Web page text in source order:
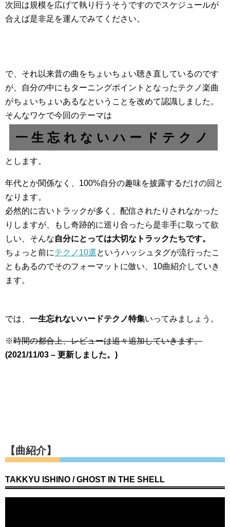
次回は規模を広げて執り行うそうですのでスケジュールが
合えば是非足を運んでみてください。
で、それ以来昔の曲をちょいちょい聴き直しているのです
が、自分の中にもターニングポイントとなったテクノ楽曲
がちょいちょいあるなということを改めて認識しました。
そんなワケで今回のテーマは
一生忘れないハードテクノ
とします。
年代とか関係なく、100%自分の趣味を披露するだけの回と
なります。
必然的に古いトラックが多く、配信されたりされなかった
りしますが、もし奇跡的に巡り合ったら是非手に取って欲
しい、そんな自分にとっては大切なトラックたちです。
ちょっと前にテクノ10選というハッシュタグが流行ったこ
ともあるのでそのフォーマットに倣い、10曲紹介していき
ます。
では、 一生忘れないハードテクノ特集いってみましょう。
※時間の都合上、レビューは追々追加していきます。
(2021/11/03 – 更新しました。)
【曲紹介】
TAKKYU ISHINO / GHOST IN THE SHELL